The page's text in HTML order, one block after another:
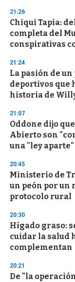
s
e
c
o
n
21:26
Chiqui Tapia:
completa del
conspirativas
21:24
La pasión de
deportivos que
historia de
21:07
Oddone dijo
Abierto son
una "ley aparte"
20:45
Ministerio de
un peón por un
protocolo rural
20:30
Hígado graso:
cuidar la salud
complementan
20:21
De "la